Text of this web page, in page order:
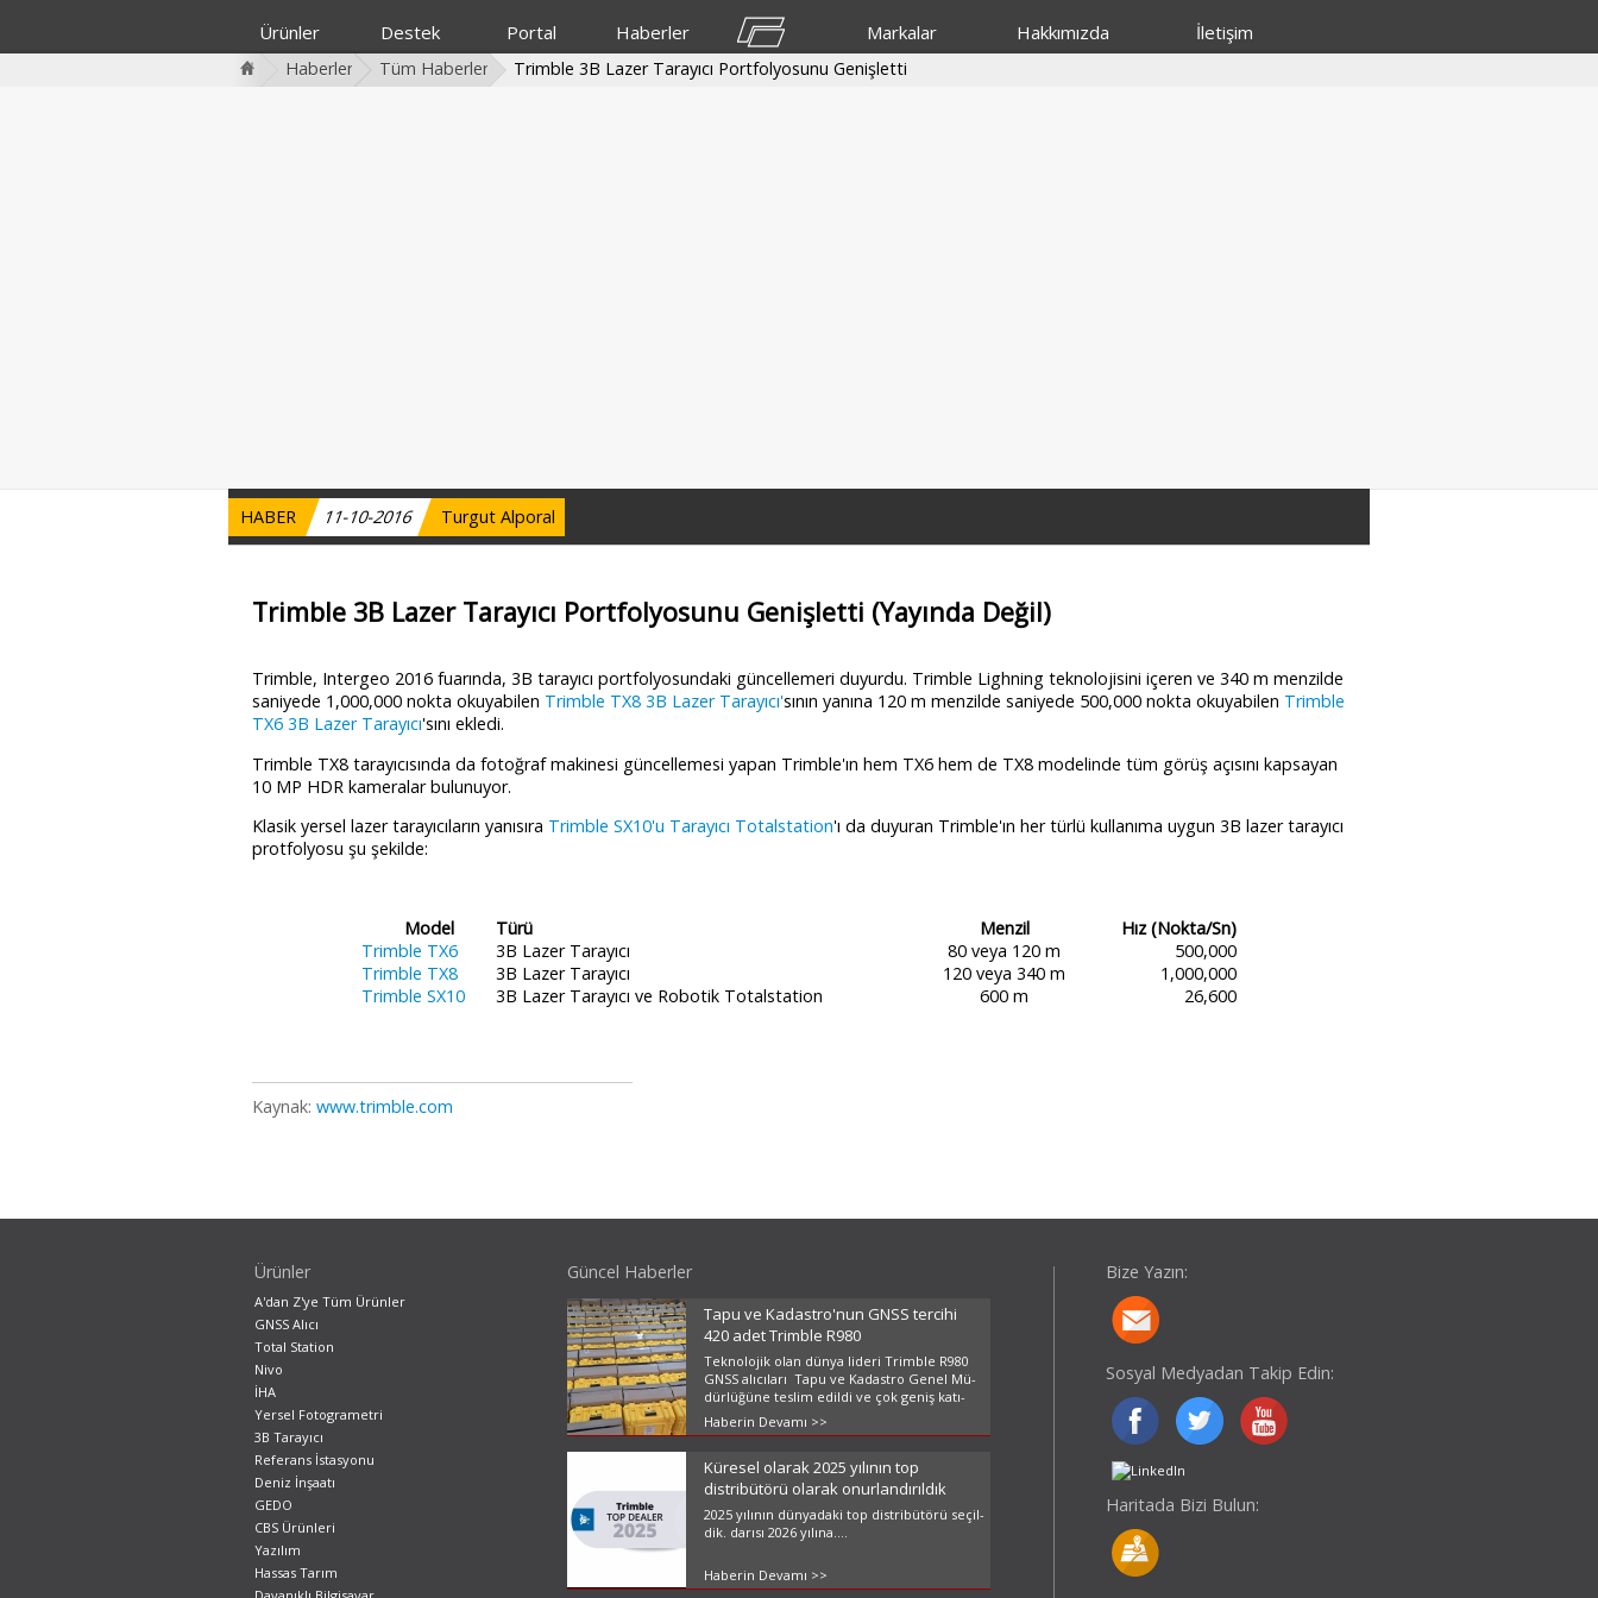
Ürünler Destek Portal Haberler Markalar Hakkımızda İletişim
Haberler Tüm Haberler Trimble 3B Lazer Tarayıcı Portfolyosunu Genişletti
HABER 11-10-2016 Turgut Alporal
Trimble 3B Lazer Tarayıcı Portfolyosunu Genişletti (Yayında Değil)
Trimble, Intergeo 2016 fuarında, 3B tarayıcı portfolyosundaki güncellemeri duyurdu. Trimble Lighning teknolojisini içeren ve 340 m menzilde
saniyede 1,000,000 nokta okuyabilen Trimble TX8 3B Lazer Tarayıcı'sının yanına 120 m menzilde saniyede 500,000 nokta okuyabilen Trimble
TX6 3B Lazer Tarayıcı'sını ekledi.
Trimble TX8 tarayıcısında da fotoğraf makinesi güncellemesi yapan Trimble'ın hem TX6 hem de TX8 modelinde tüm görüş açısını kapsayan
10 MP HDR kameralar bulunuyor.
Klasik yersel lazer tarayıcıların yanısıra Trimble SX10'u Tarayıcı Totalstation'ı da duyuran Trimble'ın her türlü kullanıma uygun 3B lazer tarayıcı
protfolyosu şu şekilde:
Model Türü Menzil
Hız (Nokta/Sn)
Trimble TX6
3B Lazer Tarayıcı 80 veya 120 m
500,000
Trimble TX8
3B Lazer Tarayıcı 120 veya 340 m
1,000,000
Trimble SX10
3B Lazer Tarayıcı ve Robotik Totalstation 600 m 26,600
Kaynak: www.trimble.com
Ürünler
A'dan Z'ye Tüm Ürünler
GNSS Alıcı
Total Station
Nivo
İHA
Yersel Fotogrametri
3B Tarayıcı
Referans İstasyonu
Deniz İnşaatı
GEDO
CBS Ürünleri
Yazılım
Hassas Tarım
Güncel Haberler
Tapu ve Kadastro'nun GNSS tercihi
420 adet Trimble R980
Tek­no­lo­jik olan dün­ya li­de­ri Trimb­le R980
GNSS alı­cı­la­rı Tapu ve Ka­dast­ro Ge­nel Mü­
dür­lü­ğü­ne tes­lim edil­di ve çok ge­niş ka­tı­
lım­lı te­orik ve uy­gu­la­ma­lı 3 ayrı eği­tim ve­ril­
di. ...
Haberin Devamı >>
Küresel olarak 2025 yılının top
distribütörü olarak onurlandırıldık
2025 yı­lı­nın dün­ya­da­ki top dist­ri­bü­tö­rü se­çil­
dik. da­rı­sı 2026 yı­lı­na....
Haberin Devamı >>
Bize Yazın:
Sosyal Medyadan Takip Edin:
Haritada Bizi Bulun: